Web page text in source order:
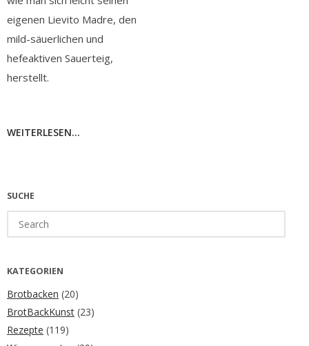
eigenen Lievito Madre, den
mild-säuerlichen und
hefeaktiven Sauerteig,
herstellt.
WEITERLESEN...
SUCHE
for:
KATEGORIEN
Brotbacken (20)
BrotBackKunst (23)
Rezepte (119)